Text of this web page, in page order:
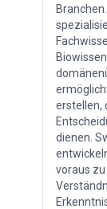
erstellen,
dienen.
voraus